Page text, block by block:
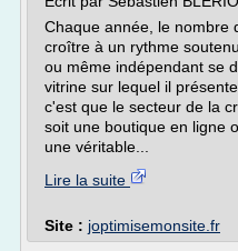
Chaque année, le nombre
croître à un rythme
ou même indépendant se
vitrine sur lequel il
c'est que le secteur de la
soit une boutique en ligne
une véritable...
Lire la suite
Site : joptimisemonsite.fr